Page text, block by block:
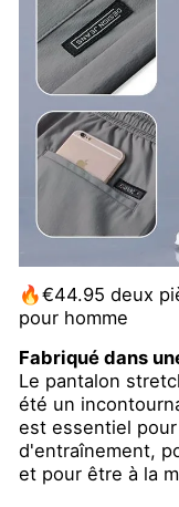
🔥€44.95 deux
pour homme
Fabriqué dans
Le pantalon
été un
est essentiel
d'entraînement,
et pour être à la